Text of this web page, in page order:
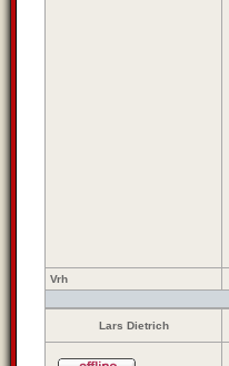
Vrh
Lars Dietrich